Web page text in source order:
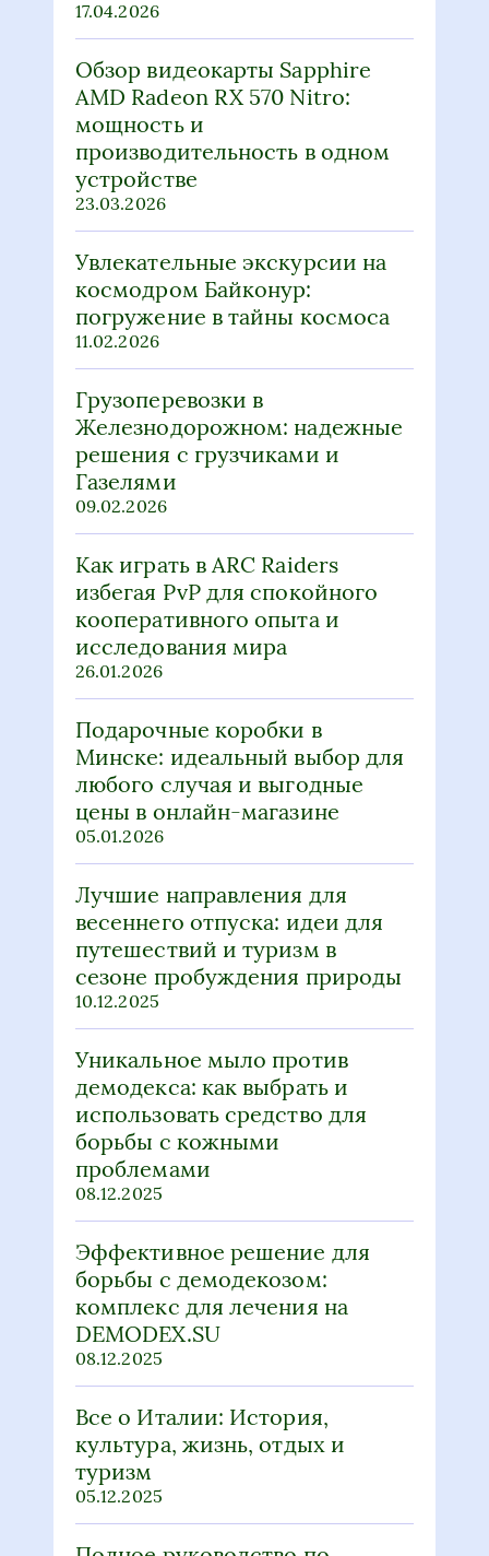
17.04.2026
Обзор видеокарты Sapphire
AMD Radeon RX 570 Nitro:
мощность и
производительность в одном
устройстве
23.03.2026
Увлекательные экскурсии на
космодром Байконур:
погружение в тайны космоса
11.02.2026
Грузоперевозки в
Железнодорожном: надежные
решения с грузчиками и
Газелями
09.02.2026
Как играть в ARC Raiders
избегая PvP для спокойного
кооперативного опыта и
исследования мира
26.01.2026
Подарочные коробки в
Минске: идеальный выбор для
любого случая и выгодные
цены в онлайн-магазине
05.01.2026
Лучшие направления для
весеннего отпуска: идеи для
путешествий и туризм в
сезоне пробуждения природы
10.12.2025
Уникальное мыло против
демодекса: как выбрать и
использовать средство для
борьбы с кожными
проблемами
08.12.2025
Эффективное решение для
борьбы с демодекозом:
комплекс для лечения на
DEMODEX.SU
08.12.2025
Все о Италии: История,
культура, жизнь, отдых и
туризм
05.12.2025